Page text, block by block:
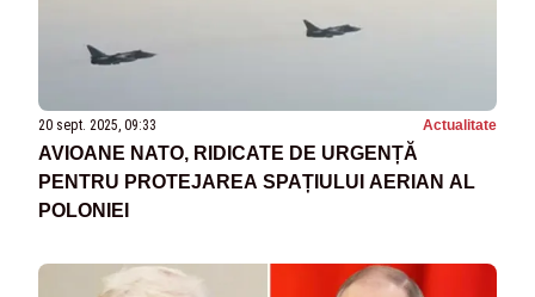
20 sept. 2025, 09:33 Actualitate
AVIOANE NATO, RIDICATE DE URGENȚĂ
PENTRU PROTEJAREA SPAȚIULUI AERIAN AL
POLONIEI